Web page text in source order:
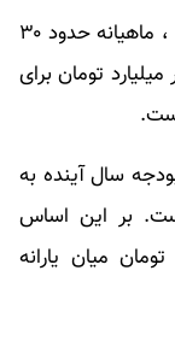
بر اساس نسخه مقدماتی لایحه بودجه ۱۴۰۲ ، ماهیانه حدود ۳۰
تومان و برای یک سال ۳۶۰ هزار میلیارد تومان برای
سال آینده به
است. بر این اساس
هزار میلیارد تومان میان یارانه